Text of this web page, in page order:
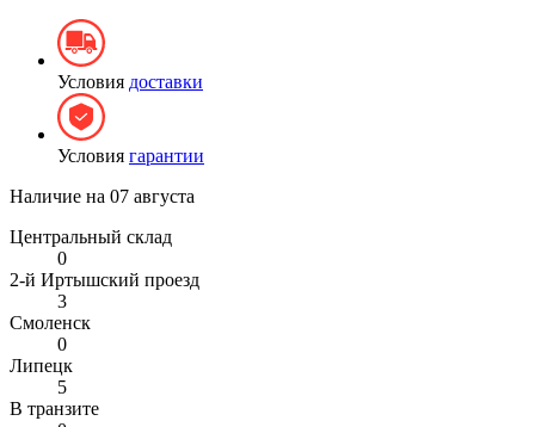
Условия доставки
Условия гарантии
Наличие на 07 августа
Центральный склад
0
2-й Иртышский проезд
3
Смоленск
0
Липецк
5
В транзите